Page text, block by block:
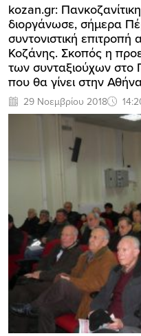
kozan.gr:
διοργάνωσε, σήμερα
συντονιστική
Κοζάνης. Σκοπός η
των συνταξιούχων στο
που θα γίνει στην
29 Νοεμβρίου 2018